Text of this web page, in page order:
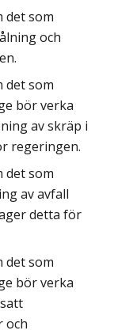
det som
och
det som
bör verka
av skräp i
regeringen.
det som
av avfall
detta för
det som
bör verka
och